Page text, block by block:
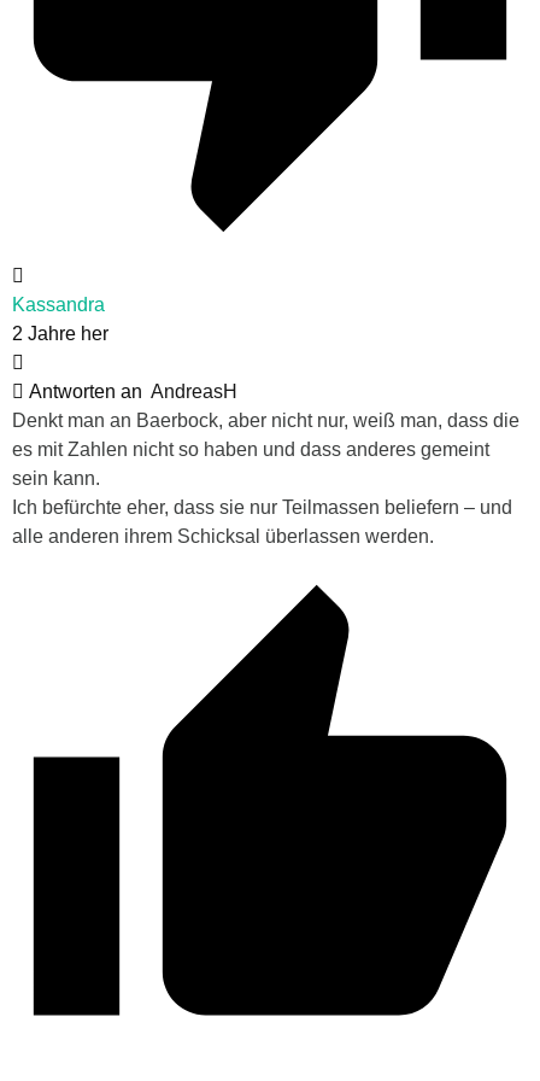
Kassandra
2 Jahre her
Antworten an AndreasH
Denkt man an Baerbock, aber nicht nur, weiß man, dass die
es mit Zahlen nicht so haben und dass anderes gemeint
sein kann.
Ich befürchte eher, dass sie nur Teilmassen beliefern – und
alle anderen ihrem Schicksal überlassen werden.